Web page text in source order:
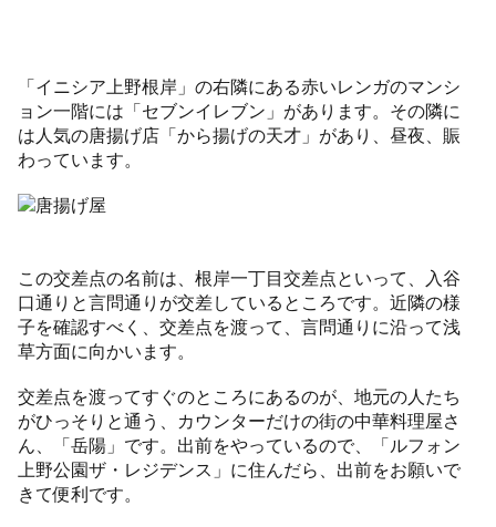
「イニシア上野根岸」の右隣にある赤いレンガのマンシ
ョン一階には「セブンイレブン」があります。その隣に
は人気の唐揚げ店「から揚げの天才」があり、昼夜、賑
わっています。
この交差点の名前は、根岸一丁目交差点といって、入谷
口通りと言問通りが交差しているところです。近隣の様
子を確認すべく、交差点を渡って、言問通りに沿って浅
草方面に向かいます。
交差点を渡ってすぐのところにあるのが、地元の人たち
がひっそりと通う、カウンターだけの街の中華料理屋さ
ん、「岳陽」です。出前をやっているので、「ルフォン
上野公園ザ・レジデンス」に住んだら、出前をお願いで
きて便利です。